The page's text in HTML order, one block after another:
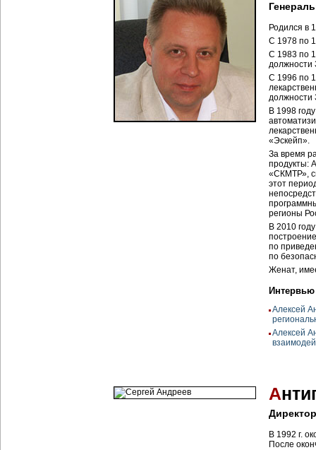
Родился в
С 1978 по
С 1983 по
должности
С 1996 по
должности
В 1998
«Эскейп».
За время
«СКМТР»,
этот
регионы
В 2010
по
по
Женат,
Интервью
Алексей
Алексей
А
В 1992 г.
После